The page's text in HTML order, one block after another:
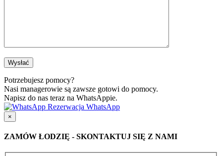
Potrzebujesz pomocy?
Nasi managerowie są zawsze gotowi do pomocy.
Napisz do nas teraz na WhatsAppie.
Rezerwacja WhatsApp
×
ZAMÓW ŁODZIĘ - SKONTAKTUJ SIĘ Z NAMI